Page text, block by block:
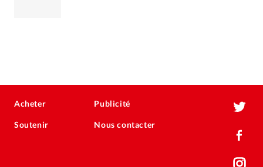
Acheter
Soutenir
Publicité
Nous contacter